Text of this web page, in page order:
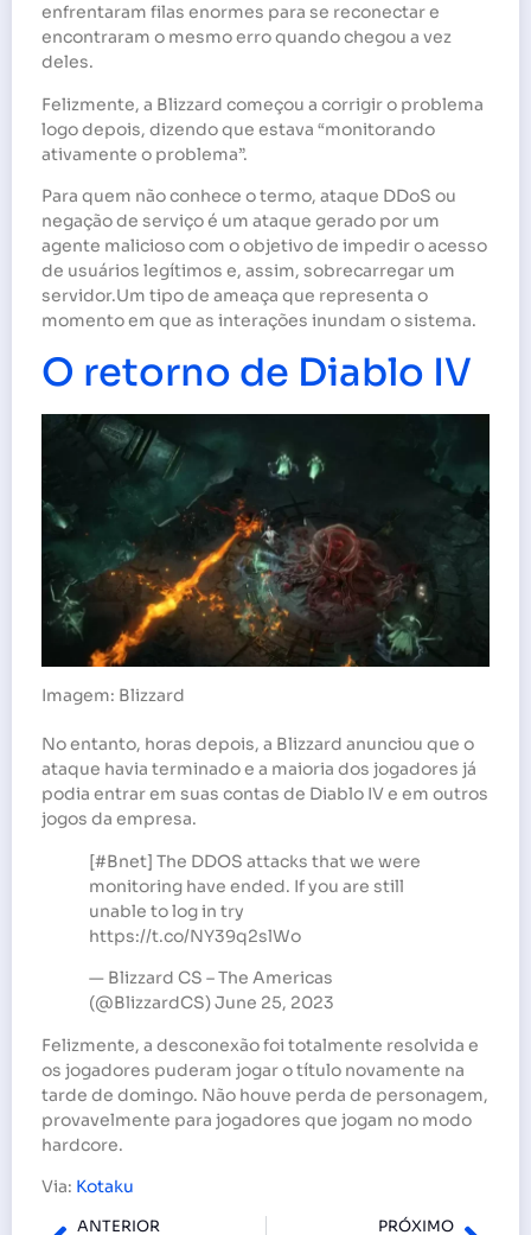
enfrentaram filas enormes para se reconectar e
encontraram o mesmo erro quando chegou a vez
deles.
Felizmente, a Blizzard começou a corrigir o problema
logo depois, dizendo que estava “monitorando
ativamente o problema”.
Para quem não conhece o termo, ataque DDoS ou
negação de serviço é um ataque gerado por um
agente malicioso com o objetivo de impedir o acesso
de usuários legítimos e, assim, sobrecarregar um
servidor.Um tipo de ameaça que representa o
momento em que as interações inundam o sistema.
O retorno de Diablo IV
Imagem: Blizzard
No entanto, horas depois, a Blizzard anunciou que o
ataque havia terminado e a maioria dos jogadores já
podia entrar em suas contas de Diablo IV e em outros
jogos da empresa.
[#Bnet] The DDOS attacks that we were
monitoring have ended. If you are still
unable to log in try
https://t.co/NY39q2slWo
— Blizzard CS – The Americas
(@BlizzardCS) June 25, 2023
Felizmente, a desconexão foi totalmente resolvida e
os jogadores puderam jogar o título novamente na
tarde de domingo. Não houve perda de personagem,
provavelmente para jogadores que jogam no modo
hardcore.
Via: Kotaku
ANTERIOR PRÓXIMO